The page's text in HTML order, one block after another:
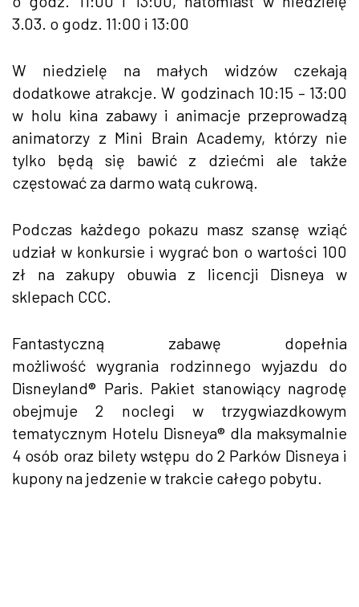
3.03. o godz. 11:00 i 13:00
W niedzielę na małych widzów czekają
dodatkowe atrakcje. W godzinach 10:15 – 13:00
w holu kina zabawy i animacje przeprowadzą
animatorzy z Mini Brain Academy, którzy nie
tylko będą się bawić z dziećmi ale także
częstować za darmo watą cukrową.
Podczas każdego pokazu masz szansę wziąć
udział w konkursie i wygrać bon o wartości 100
zł na zakupy obuwia z licencji Disneya w
sklepach CCC.
Fantastyczną zabawę dopełnia
możliwość wygrania rodzinnego wyjazdu do
Disneyland® Paris. Pakiet stanowiący nagrodę
obejmuje 2 noclegi w trzygwiazdkowym
tematycznym Hotelu Disneya® dla maksymalnie
4 osób oraz bilety wstępu do 2 Parków Disneya i
kupony na jedzenie w trakcie całego pobytu.